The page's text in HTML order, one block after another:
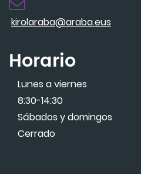
kirolaraba@araba.eus
Horario
Lunes a viernes
8:30-14:30
Sábados y domingos
Cerrado